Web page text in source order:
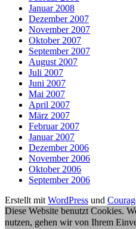
Januar 2008
Dezember 2007
November 2007
Oktober 2007
September 2007
August 2007
Juli 2007
Juni 2007
Mai 2007
April 2007
März 2007
Februar 2007
Januar 2007
Dezember 2006
November 2006
Oktober 2006
September 2006
Erstellt mit WordPress und
Diese Website benutzt Cookies.
nutzen, gehen wir von Ihrem